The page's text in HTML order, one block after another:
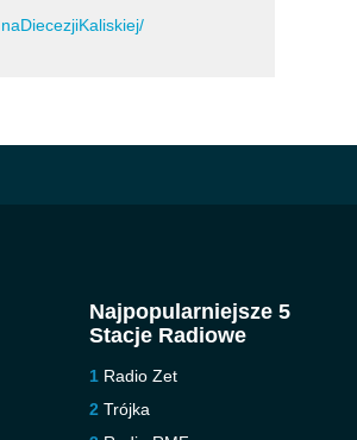
naDiecezjiKaliskiej/
Najpopularniejsze 5
Stacje Radiowe
Radio Zet
Trójka